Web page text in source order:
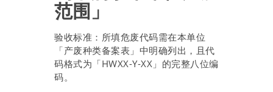
范围」
验收标准：所填危废代码需在本单位
「产废种类备案表」中明确列出，且代
码格式为「HWXX-Y-XX」的完整八位编
码。